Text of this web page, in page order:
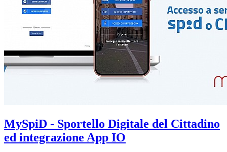
MySpiD - Sportello Digitale del Cittadino
ed integrazione App IO